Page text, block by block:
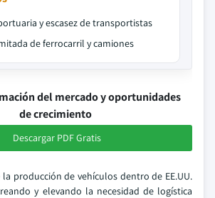
y escasez de transportistas
de ferrocarril y camiones
del mercado y oportunidades
de crecimiento
Descargar PDF Gratis
la producción de vehículos dentro de EE.UU.
y elevando la necesidad de logística